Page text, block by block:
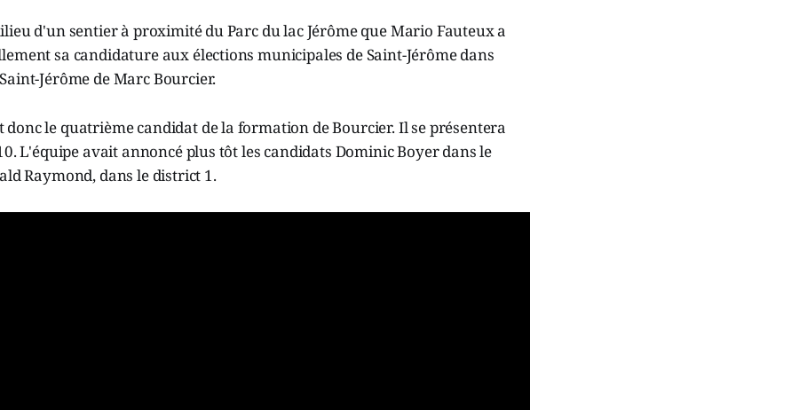
d'un sentier à proximité du Parc du lac Jérôme que Mario Fauteux a
sa candidature aux élections municipales de Saint-Jérôme dans
Jérôme de Marc Bourcier.
donc le quatrième candidat de la formation de Bourcier. Il se présentera
L'équipe avait annoncé plus tôt les candidats Dominic Boyer dans le
Raymond, dans le district 1.